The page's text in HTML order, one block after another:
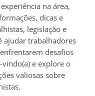
na área,
dicas e
legislação e
ajudar trabalhadores
desafios
e explore o
valiosas sobre